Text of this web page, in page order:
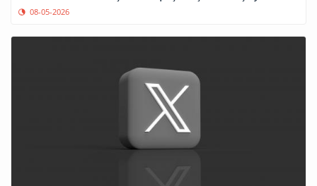
08-05-2026